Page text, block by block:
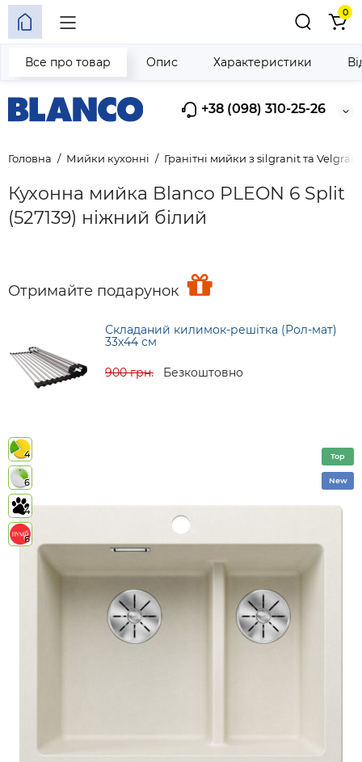
+38 (098) 310-25-26
0
Головна Мийки кухонні Гранітні мийки з silgranit та
Кухонна мийка Blanco PLEON 6 Split
(527139) ніжний білий
Отримайте подарунок
Складаний килимок-решітка (Рол-мат)
33х44 см
900 грн. Безкоштовно
Все про товар Опис Характеристики
4
6
4
6
Top
New